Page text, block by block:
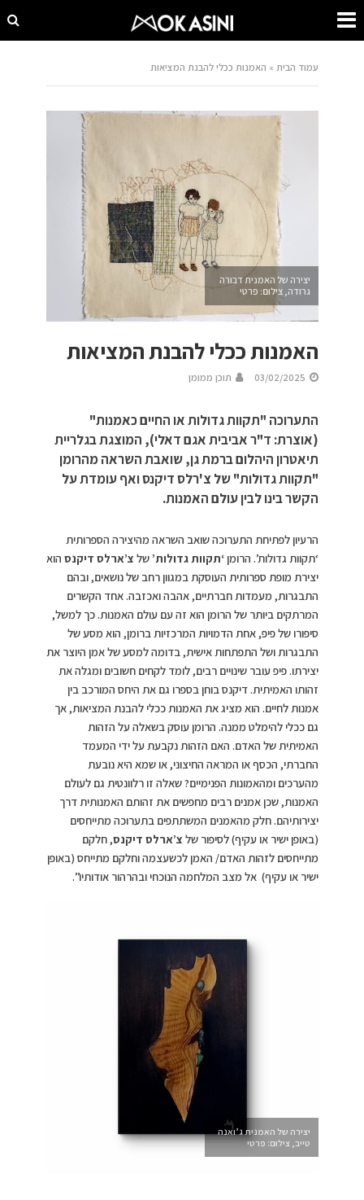
עמוד הבית » האמנות ככלי להבנת המציאות
יצירה של האמנית דבורה
גרודה, צילום: פרטי
האמנות ככלי להבנת המציאות
03/02/2025 תוכן ממומן
התערוכה "תקוות גדולות או החיים כאמנות"
(אוצרת: ד"ר אביבית אגם דאלי), המוצגת בגלריית
תיאטרון היהלום ברמת גן, שואבת השראה מהרומן
"תקוות גדולות" של צ'רלס דיקנס ואף עומדת על
הקשר בינו לבין עולם האמנות.
הרעיון לפתיחת התערוכה שואב השראה מהיצירה הספרותית
‘תקוות גדולות’. הרומן‘תקוות גדולות’של צ’ארלס דיקנס הוא
יצירת מופת ספרותית העוסקת במגוון רחב של נושאים, ובהם
התבגרות, מעמדות חברתיים, אהבה ואכזבה. אחד הקשרים
המרתקים ביותר של הרומן הוא זה עם עולם האמנות. כך למשל,
סיפורו של פיפ, אחת הדמויות המרכזיות ברומן, הוא מסע של
התבגרות ושל התפתחות אישית, בדומה למסע של אמן היוצר את
יצירתו. פיפ עובר שינויים רבים, לומד לקחים חשובים ומגלה את
זהותו האמיתית. דיקנס בוחן בספרו גם את היחס המורכב בין
אמנות לחיים. הוא מציג את האמנות ככלי להבנת המציאות, אך
גם ככלי להימלט ממנה. הרומן עוסק בשאלה על הזהות
האמיתית של האדם. האם הזהות נקבעת על ידי המעמד
החברתי, הכסף או המראה החיצוני, או שמא היא נובעת
מהערכים ומהאמונות הפנימיים? שאלה זו רלוונטית גם לעולם
האמנות, שכן אמנים רבים מחפשים את זהותם האמנותית דרך
יצירותיהם. חלק מהאמנים המשתתפים בתערוכה מתייחסים
(באופן ישיר או עקיף) לסיפור של צ’ארלס דיקנס, חלקם
מתייחסים לזהות האדם/ האמן לכשעצמה וחלקם מתייחס (באופן
ישיר או עקיף) אל מצב המלחמה הנוכחי ובהרהור אודותיו”.
יצירה של האמנית ג’ואנה
טייב, צילום: פרטי